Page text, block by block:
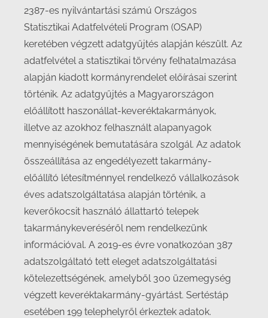
2387-es nyilvántartási számú Országos
Statisztikai Adatfelvételi Program (OSAP)
keretében végzett adatgyűjtés alapján készült. Az
adatfelvétel a statisztikai törvény felhatalmazása
alapján kiadott kormányrendelet előírásai szerint
történik. Az adatgyűjtés a Magyarországon
előállított haszonállat-keveréktakarmányok,
illetve az azokhoz felhasznált alapanyagok
mennyiségének bemutatására szolgál. Az adatok
összeállítása az engedélyezett takarmány-
előállító létesítménnyel rendelkező vállalkozások
éves adatszolgáltatása alapján történik, a
keverőkocsit használó állattartó telepek
takarmánykeveréséről nem rendelkezünk
információval. A 2019-es évre vonatkozóan 387
adatszolgáltató tett eleget adatszolgáltatási
kötelezettségének, amelyből 300 üzemegység
végzett keveréktakarmány-gyártást. Sertéstáp
esetében 199 telephelyről érkeztek adatok.